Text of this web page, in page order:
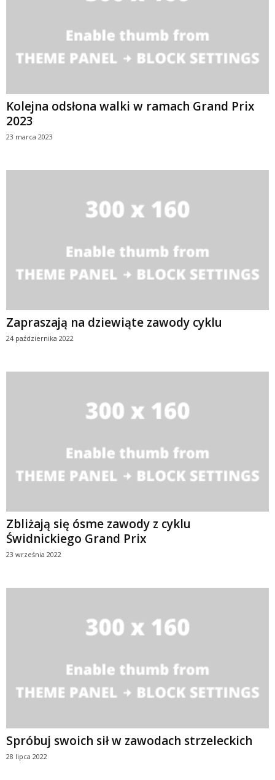
Kolejna odsłona walki w ramach Grand Prix
2023
23 marca 2023
Zapraszają na dziewiąte zawody cyklu
24 października 2022
Zbliżają się ósme zawody z cyklu
Świdnickiego Grand Prix
23 września 2022
Spróbuj swoich sił w zawodach strzeleckich
28 lipca 2022